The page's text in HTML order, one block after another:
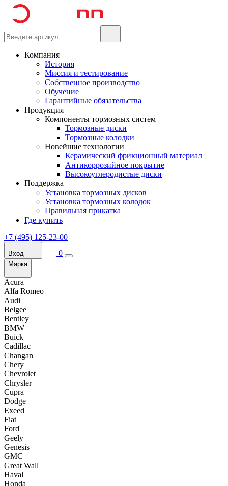
Компания
История
Миссия и тестирование
Собственное производство
Обучение
Гарантийные обязательства
Продукция
Компоненты тормозных систем
Тормозные диски
Тормозные колодки
Новейшие технологии
Керамический фрикционный материал
Антикоррозийное покрытие
Высокоуглеродистые диски
Поддержка
Установка тормозных дисков
Установка тормозных колодок
Правильная прикатка
Где купить
+7 (495) 125-23-00
Вход 0
Марка
Acura
Alfa Romeo
Audi
Belgee
Bentley
BMW
Buick
Cadillac
Changan
Chery
Chevrolet
Chrysler
Cupra
Dodge
Exeed
Fiat
Ford
Geely
Genesis
GMC
Great Wall
Haval
Honda